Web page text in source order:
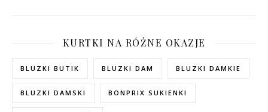
KURTKI NA RÓŻNE OKAZJE
BLUZKI BUTIK BLUZKI DAM BLUZKI DAMKIE
BLUZKI DAMSKI BONPRIX SUKIENKI